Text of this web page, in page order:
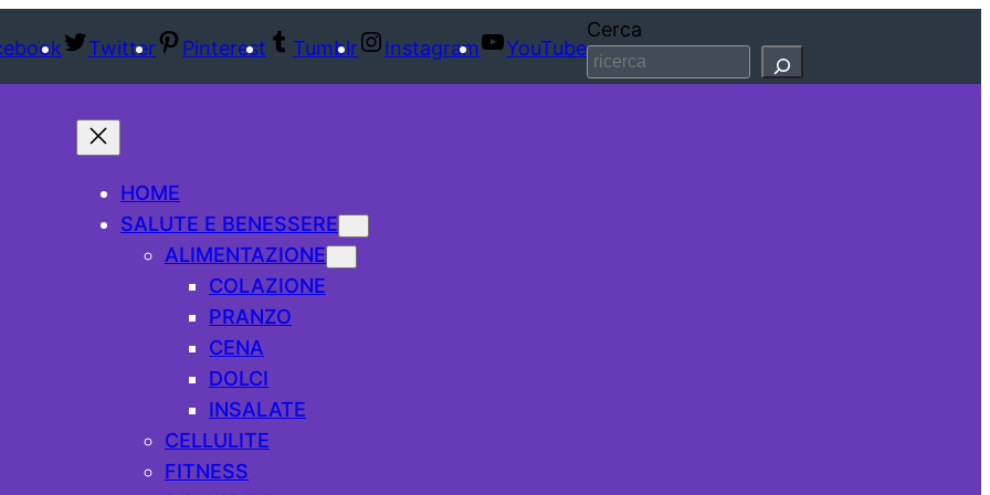
Twitter Pinterest Tumblr Instagram YouTube
Cerca
HOME
SALUTE E BENESSERE
ALIMENTAZIONE
COLAZIONE
PRANZO
CENA
DOLCI
INSALATE
CELLULITE
FITNESS